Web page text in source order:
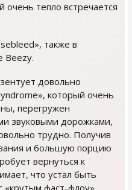
тепло встречается
также в
Beezy.
довольно
который очень
перегружен
звуковыми дорожками,
трудно. Получив
и большую порцию
вернуться к
что устал быть
«крутым фаст-флоу»,